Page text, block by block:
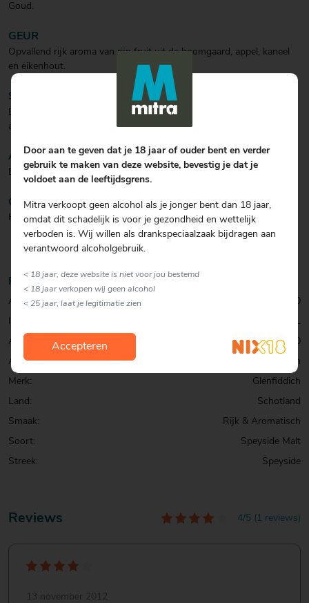
Goud.
GEUR
Opvallend rijk aroma van rijp fruit uit de boomgaard, appel, kaneel
en eikenhout.
SMAAK
Deze robuuste whisky weet de smaken van gedroogd fruit, dadels,
appels, kaneel en eiken perfect met elkaar in balans te brengen.
AFDRONK
Elegant, verwarmend met tonen van noten en sherry.
COCKTAIL
Heerlijk om puur van te genieten.
Reviews 4/5 (1 reviews)
13 november 2012
Productinformatie
Artikelcode:
0304859000
70 CL
Alcohol percentage:
40
Allergenen:
Geen
Merk:
Glenfiddich
Land:
Schotland
Smaak:
Rijk & Aromatisch
Soort:
Speyside Malt
Streek:
Speyside
Door aan te geven dat je 18 jaar of ouder bent en verder
gebruik te maken van deze website, bevestig je dat je
voldoet aan de leeftijdsgrens.
Mitra verkoopt geen alcohol als je jonger bent dan 18 jaar,
omdat dit schadelijk is voor je gezondheid en wettelijk
verboden is. Wij willen als drankspeciaalzaak bijdragen aan
verantwoord alcoholgebruik.
< 18 jaar, deze website is niet voor jou bestemd
< 18 jaar verkopen wij geen alcohol
< 25 jaar, laat je legitimatie zien
Accepteren